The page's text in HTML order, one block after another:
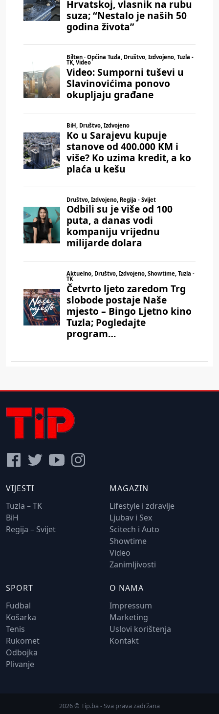
VIJESTI
Tuzla – TK
BiH
Regija – Svijet
MAGAZIN
Lifestyle i zdravlje
Ljubav i Sex
Scitech i Auto
Showtime
Video
Zanimljivosti
SPORT
Fudbal
Košarka
Tenis
Rukomet
Odbojka
Plivanje
O NAMA
Impressum
Marketing
Uslovi korištenja
Kontakt
2026 © Tip.ba - Sva prava zadržana